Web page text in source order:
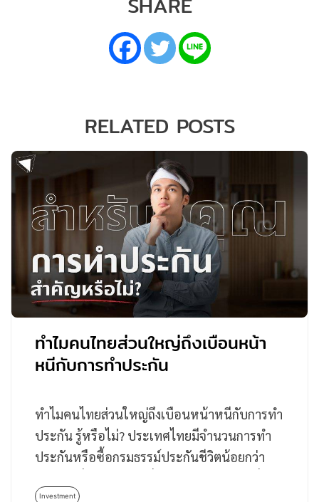
RELATED POSTS
ทำไมคนไทยส่วนใหญ่ถึงเบือนหน้า
หนีกับการทำประกัน
ทำไมคนไทยส่วนใหญ่ถึงเบือนหน้าหนีกับการทำ
ประกัน รู้หรือไม่? ประเทศไทยมีจำนวนการทำ
ประกันหรือซื้อกรมธรรม์ประกันชีวิตน้อยกว่า
Investment